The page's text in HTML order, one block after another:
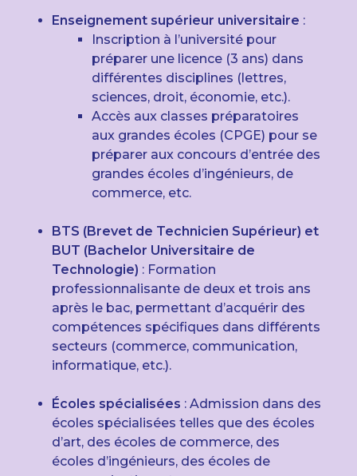
Enseignement supérieur universitaire :
Inscription à l’université pour
préparer une licence (3 ans) dans
différentes disciplines (lettres,
sciences, droit, économie, etc.).
Accès aux classes préparatoires
aux grandes écoles (CPGE) pour se
préparer aux concours d’entrée des
grandes écoles d’ingénieurs, de
commerce, etc.
BTS (Brevet de Technicien Supérieur) et
BUT (Bachelor Universitaire de
Technologie) : Formation
professionnalisante de deux et trois ans
après le bac, permettant d’acquérir des
compétences spécifiques dans différents
secteurs (commerce, communication,
informatique, etc.).
Écoles spécialisées : Admission dans des
écoles spécialisées telles que des écoles
d’art, des écoles de commerce, des
écoles d’ingénieurs, des écoles de